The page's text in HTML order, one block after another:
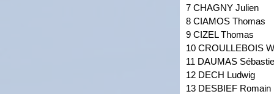
7 CHAGNY Julien
8 CIAMOS Thomas
9 CIZEL Thomas
10 CROULLEBOIS
11 DAUMAS
12 DECH Ludwig
13 DESBIEF Romain